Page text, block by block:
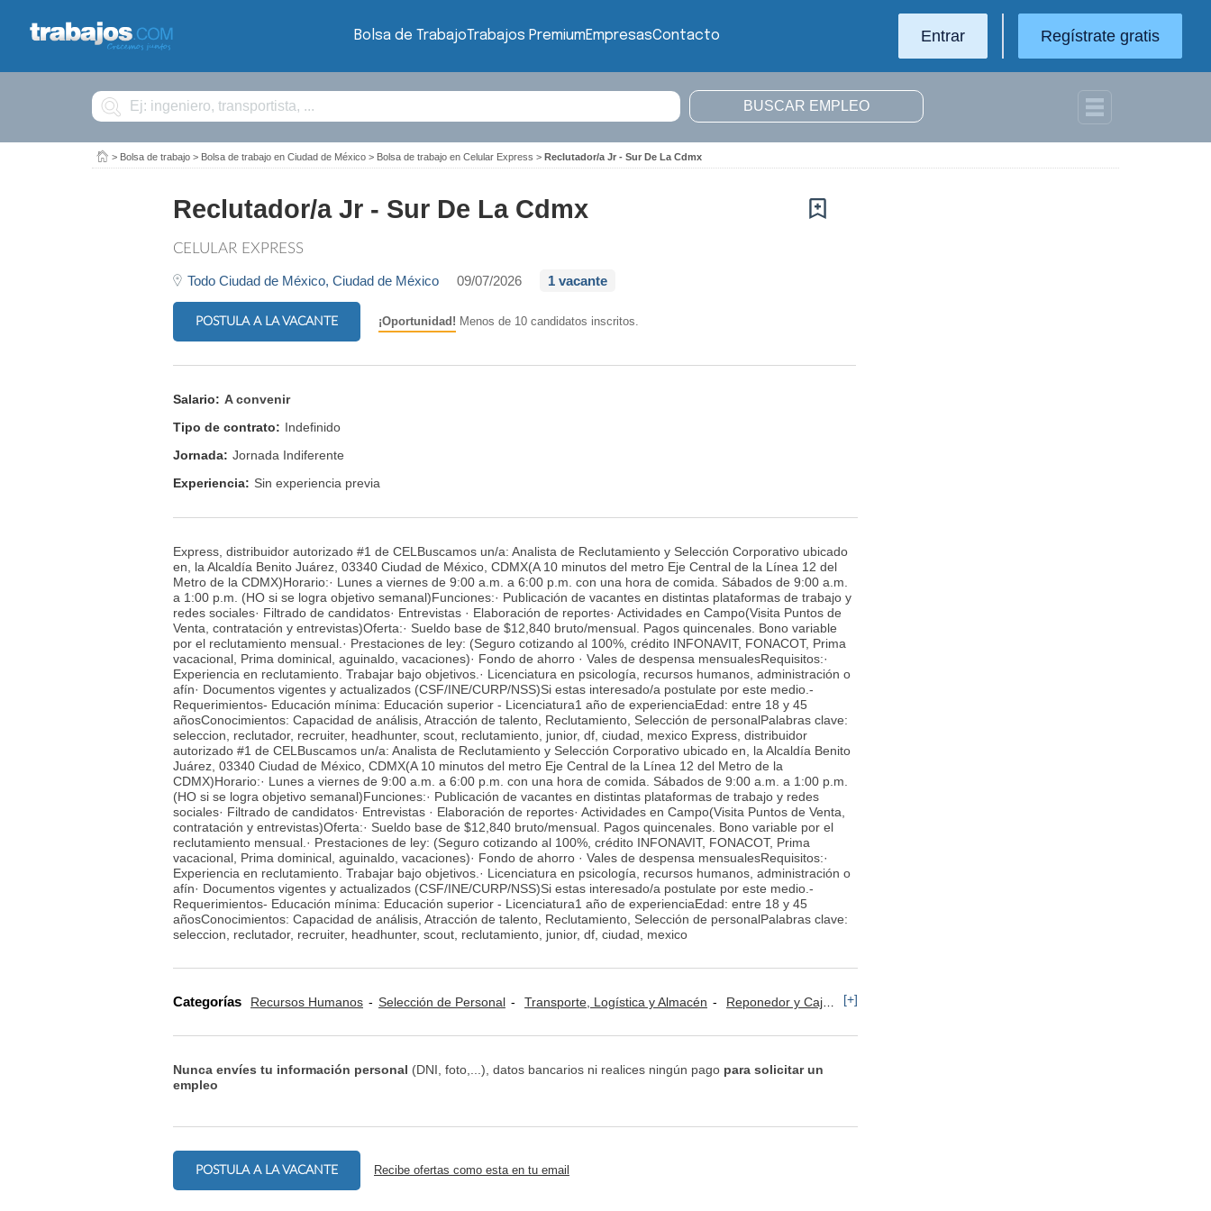
Bolsa de TrabajoTrabajos PremiumEmpresasContacto Entrar Regístrate gratis
Buscar
> Bolsa de trabajo > Bolsa de trabajo en Ciudad de México > Bolsa de trabajo en Celular Express > Reclutador/a Jr - Sur De La Cdmx
Reclutador/a Jr - Sur De La Cdmx
CELULAR EXPRESS
Todo Ciudad de México, Ciudad de México 09/07/2026 1 vacante
POSTULA A LA VACANTE ¡Oportunidad! Menos de 10 candidatos inscritos.
Salario: A convenir
Tipo de contrato: Indefinido
Jornada: Jornada Indiferente
Experiencia: Sin experiencia previa
Express, distribuidor autorizado #1 de CELBuscamos un/a: Analista de Reclutamiento y Selección Corporativo ubicado
en, la Alcaldía Benito Juárez, 03340 Ciudad de México, CDMX(A 10 minutos del metro Eje Central de la Línea 12 del
Metro de la CDMX)Horario:· Lunes a viernes de 9:00 a.m. a 6:00 p.m. con una hora de comida. Sábados de 9:00 a.m.
a 1:00 p.m. (HO si se logra objetivo semanal)Funciones:· Publicación de vacantes en distintas plataformas de trabajo y
redes sociales· Filtrado de candidatos· Entrevistas · Elaboración de reportes· Actividades en Campo(Visita Puntos de
Venta, contratación y entrevistas)Oferta:· Sueldo base de $12,840 bruto/mensual. Pagos quincenales. Bono variable
por el reclutamiento mensual.· Prestaciones de ley: (Seguro cotizando al 100%, crédito INFONAVIT, FONACOT, Prima
vacacional, Prima dominical, aguinaldo, vacaciones)· Fondo de ahorro · Vales de despensa mensualesRequisitos:·
Experiencia en reclutamiento. Trabajar bajo objetivos.· Licenciatura en psicología, recursos humanos, administración o
afín· Documentos vigentes y actualizados (CSF/INE/CURP/NSS)Si estas interesado/a postulate por este medio.-
Requerimientos- Educación mínima: Educación superior - Licenciatura1 año de experienciaEdad: entre 18 y 45
añosConocimientos: Capacidad de análisis, Atracción de talento, Reclutamiento, Selección de personalPalabras clave:
seleccion, reclutador, recruiter, headhunter, scout, reclutamiento, junior, df, ciudad, mexico Express, distribuidor
autorizado #1 de CELBuscamos un/a: Analista de Reclutamiento y Selección Corporativo ubicado en, la Alcaldía Benito
Juárez, 03340 Ciudad de México, CDMX(A 10 minutos del metro Eje Central de la Línea 12 del Metro de la
CDMX)Horario:· Lunes a viernes de 9:00 a.m. a 6:00 p.m. con una hora de comida. Sábados de 9:00 a.m. a 1:00 p.m.
(HO si se logra objetivo semanal)Funciones:· Publicación de vacantes en distintas plataformas de trabajo y redes
sociales· Filtrado de candidatos· Entrevistas · Elaboración de reportes· Actividades en Campo(Visita Puntos de Venta,
contratación y entrevistas)Oferta:· Sueldo base de $12,840 bruto/mensual. Pagos quincenales. Bono variable por el
reclutamiento mensual.· Prestaciones de ley: (Seguro cotizando al 100%, crédito INFONAVIT, FONACOT, Prima
vacacional, Prima dominical, aguinaldo, vacaciones)· Fondo de ahorro · Vales de despensa mensualesRequisitos:·
Experiencia en reclutamiento. Trabajar bajo objetivos.· Licenciatura en psicología, recursos humanos, administración o
afín· Documentos vigentes y actualizados (CSF/INE/CURP/NSS)Si estas interesado/a postulate por este medio.-
Requerimientos- Educación mínima: Educación superior - Licenciatura1 año de experienciaEdad: entre 18 y 45
añosConocimientos: Capacidad de análisis, Atracción de talento, Reclutamiento, Selección de personalPalabras clave:
seleccion, reclutador, recruiter, headhunter, scout, reclutamiento, junior, df, ciudad, mexico
Categorías Recursos Humanos Selección de Personal Transporte, Logística y Almacén Reponedor y Cajero [+]
Nunca envíes tu información personal (DNI, foto,...), datos bancarios ni realices ningún pago para solicitar un
empleo
POSTULA A LA VACANTE Recibe ofertas como esta en tu email